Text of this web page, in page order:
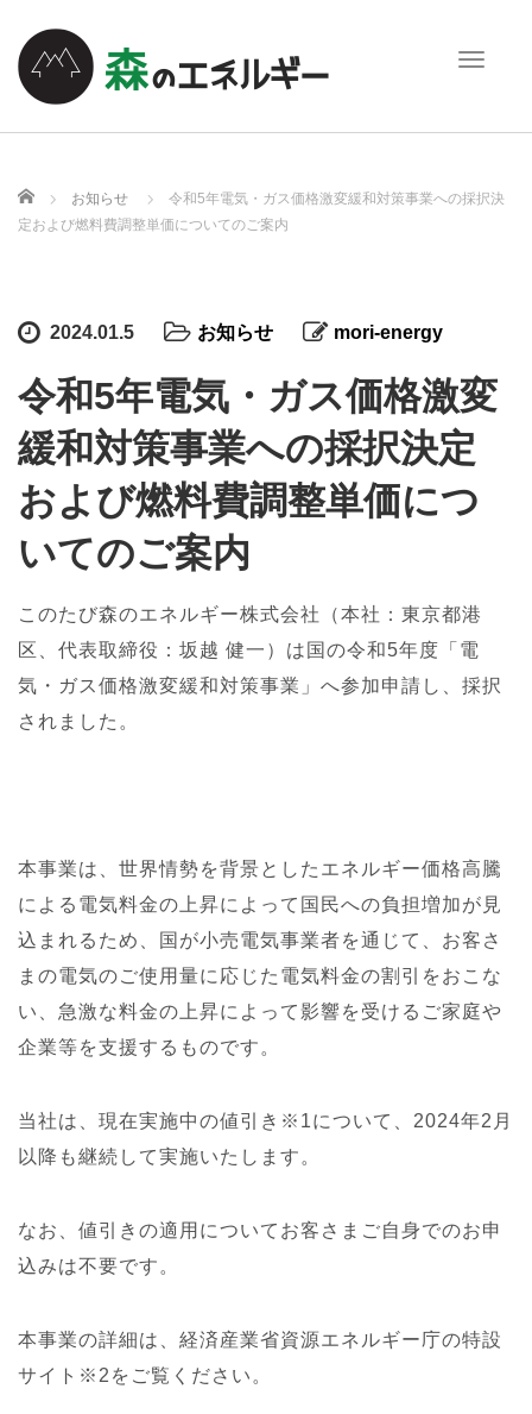
T
e
t
i
o
n
ホーム お知らせ
令和5年電気・ガス価格激変緩和対策事業への採択決
定および燃料費調整単価についてのご案内
2024.01.5 お知らせ mori-energy
令和5年電気・ガス価格激変
緩和対策事業への採択決定
および燃料費調整単価につ
いてのご案内
このたび森のエネルギー株式会社（本社：東京都港
区、代表取締役：坂越 健一）は国の令和5年度「電
気・ガス価格激変緩和対策事業」へ参加申請し、採択
されました。
本事業は、世界情勢を背景としたエネルギー価格高騰
による電気料金の上昇によって国民への負担増加が見
込まれるため、国が小売電気事業者を通じて、お客さ
まの電気のご使用量に応じた電気料金の割引をおこな
い、急激な料金の上昇によって影響を受けるご家庭や
企業等を支援するものです。
当社は、現在実施中の値引き※1について、2024年2月
以降も継続して実施いたします。
なお、値引きの適用についてお客さまご自身でのお申
込みは不要です。
本事業の詳細は、経済産業省資源エネルギー庁の特設
サイト※2をご覧ください。